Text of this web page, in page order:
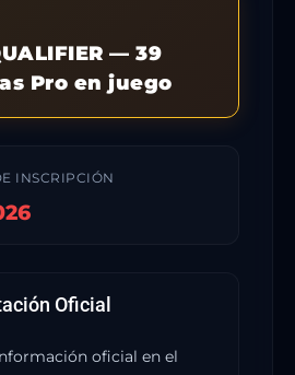
— 39
Pro en juego
INSCRIPCIÓN
Oficial
oficial en el